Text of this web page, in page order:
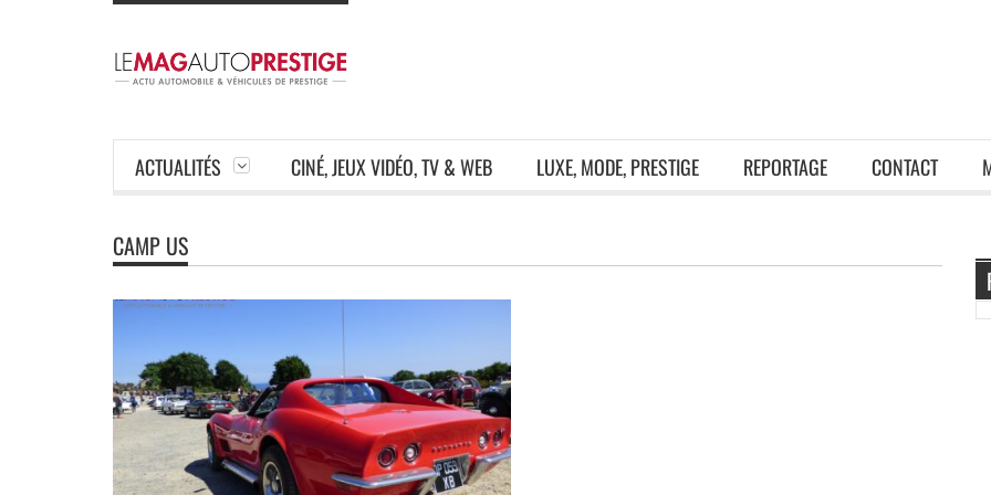
ACTUALITÉS CINÉ, JEUX VIDÉO, TV & WEB LUXE, MODE, PRESTIGE REPORTAGE CONTACT
CAMP US